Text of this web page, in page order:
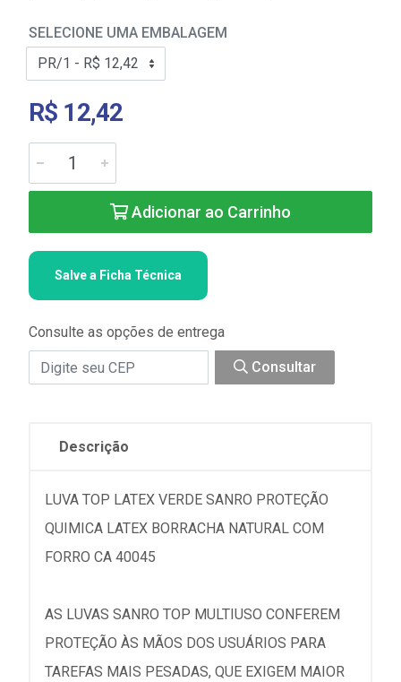
SELECIONE UMA EMBALAGEM
R$ 12,42
Adicionar ao Carrinho
Salve a Ficha Técnica
Consulte as opções de entrega
Consultar
Descrição
LUVA TOP LATEX VERDE SANRO PROTEÇÃO
QUIMICA LATEX BORRACHA NATURAL COM
FORRO CA 40045
AS LUVAS SANRO TOP MULTIUSO CONFEREM
PROTEÇÃO ÀS MÃOS DOS USUÁRIOS PARA
TAREFAS MAIS PESADAS, QUE EXIGEM MAIOR